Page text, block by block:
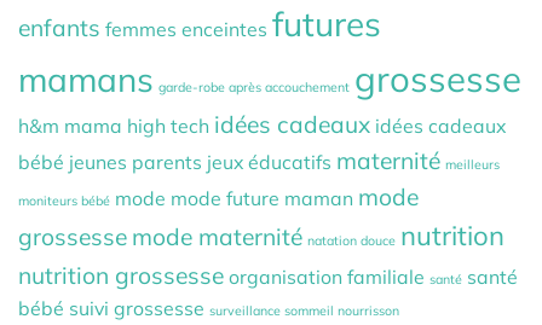
enfants femmes enceintes futures
mamans garde-robe après accouchement grossesse
h&m mama high tech idées cadeaux idées cadeaux
bébé jeunes parents jeux éducatifs maternité meilleurs
moniteurs bébé mode mode future maman mode
grossesse mode maternité natation douce nutrition
nutrition grossesse organisation familiale santé santé
bébé suivi grossesse surveillance sommeil nourrisson